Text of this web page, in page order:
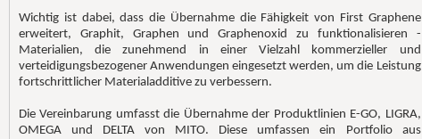
Wichtig ist dabei, dass die Übernahme die Fähigkeit von First Graphene
erweitert, Graphit, Graphen und Graphenoxid zu funktionalisieren -
Materialien, die zunehmend in einer Vielzahl kommerzieller und
verteidigungsbezogener Anwendungen eingesetzt werden, um die Leistung
fortschrittlicher Materialadditive zu verbessern.
Die Vereinbarung umfasst die Übernahme der Produktlinien E-GO, LIGRA,
OMEGA und DELTA von MITO. Diese umfassen ein Portfolio aus